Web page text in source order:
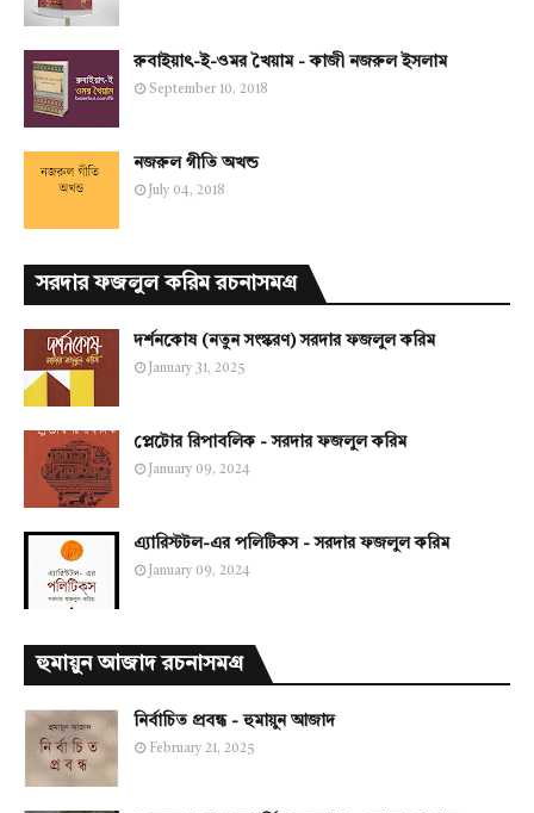
রুবাইয়াৎ-ই-ওমর খৈয়াম - কাজী নজরুল ইসলাম
September 10, 2018
নজরুল গীতি অখন্ড
July 04, 2018
সরদার ফজলুল করিম রচনাসমগ্র
দর্শনকোষ (নতুন সংস্করণ) সরদার ফজলুল করিম
January 31, 2025
প্লেটোর রিপাবলিক - সরদার ফজলুল করিম
January 09, 2024
এ্যারিস্টটল-এর পলিটিকস - সরদার ফজলুল করিম
January 09, 2024
হুমায়ুন আজাদ রচনাসমগ্র
নির্বাচিত প্রবন্ধ - হুমায়ুন আজাদ
February 21, 2025